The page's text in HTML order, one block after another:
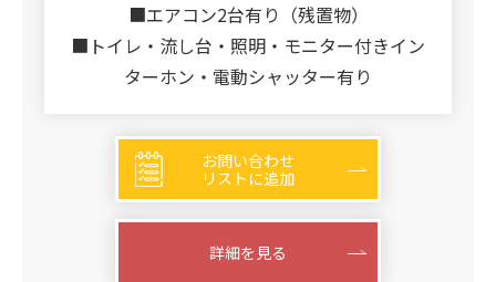
■エアコン2台有り（残置物）
■トイレ・流し台・照明・モニター付きイン
ターホン・電動シャッター有り
お問い合わせ
リストに追加
詳細を見る